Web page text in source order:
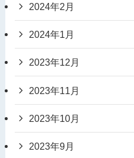
2024年2月
2024年1月
2023年12月
2023年11月
2023年10月
2023年9月